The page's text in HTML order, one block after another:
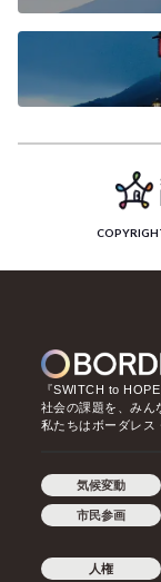
『SWITCH to HOPE
社会の課題を、みん
私たちはボーダレス
気候変動
市民参画
人権